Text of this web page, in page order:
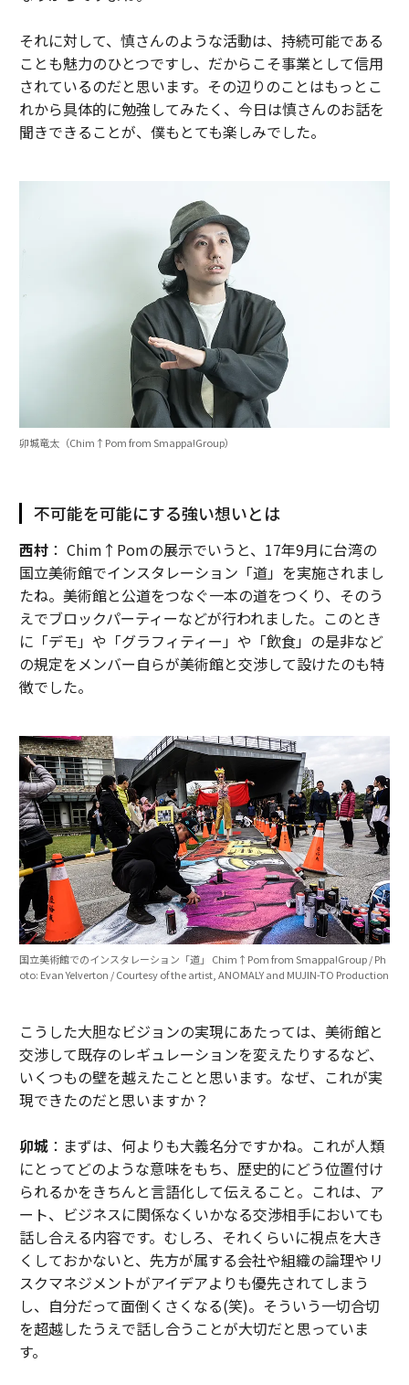
それに対して、慎さんのような活動は、持続可能である
ことも魅力のひとつですし、だからこそ事業として信用
されているのだと思います。その辺りのことはもっとこ
れから具体的に勉強してみたく、今日は慎さんのお話を
聞きできることが、僕もとても楽しみでした。
卯城竜太（Chim↑Pom from Smappa!Group）
不可能を可能にする強い想いとは
西村： Chim↑Pomの展示でいうと、17年9月に台湾の
国立美術館でインスタレーション「道」を実施されまし
たね。美術館と公道をつなぐ一本の道をつくり、そのう
えでブロックパーティーなどが行われました。このとき
に「デモ」や「グラフィティー」や「飲食」の是非など
の規定をメンバー自らが美術館と交渉して設けたのも特
徴でした。
国立美術館でのインスタレーション「道」 Chim↑Pom from Smappa!Group / Ph
oto: Evan Yelverton / Courtesy of the artist, ANOMALY and MUJIN-TO Production
こうした大胆なビジョンの実現にあたっては、美術館と
交渉して既存のレギュレーションを変えたりするなど、
いくつもの壁を越えたことと思います。なぜ、これが実
現できたのだと思いますか？
卯城：まずは、何よりも大義名分ですかね。これが人類
にとってどのような意味をもち、歴史的にどう位置付け
られるかをきちんと言語化して伝えること。これは、ア
ート、ビジネスに関係なくいかなる交渉相手においても
話し合える内容です。むしろ、それくらいに視点を大き
くしておかないと、先方が属する会社や組織の論理やリ
スクマネジメントがアイデアよりも優先されてしまう
し、自分だって面倒くさくなる(笑)。そういう一切合切
を超越したうえで話し合うことが大切だと思っていま
す。